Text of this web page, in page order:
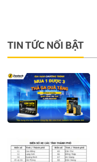
TIN TỨC NỔI BẬT